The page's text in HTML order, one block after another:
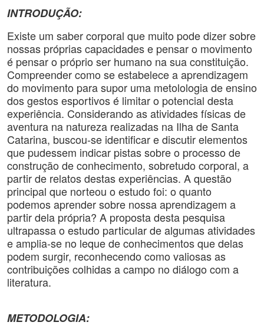
INTRODUÇÃO:
Existe um saber corporal que muito pode dizer sobre
nossas próprias capacidades e pensar o movimento
é pensar o próprio ser humano na sua constituição.
Compreender como se estabelece a aprendizagem
do movimento para supor uma metolologia de ensino
dos gestos esportivos é limitar o potencial desta
experiência. Considerando as atividades físicas de
aventura na natureza realizadas na Ilha de Santa
Catarina, buscou-se identificar e discutir elementos
que pudessem indicar pistas sobre o processo de
construção de conhecimento, sobretudo corporal, a
partir de relatos destas experiências. A questão
principal que norteou o estudo foi: o quanto
podemos aprender sobre nossa aprendizagem a
partir dela própria? A proposta desta pesquisa
ultrapassa o estudo particular de algumas atividades
e amplia-se no leque de conhecimentos que delas
podem surgir, reconhecendo como valiosas as
contribuições colhidas a campo no diálogo com a
literatura.
METODOLOGIA: